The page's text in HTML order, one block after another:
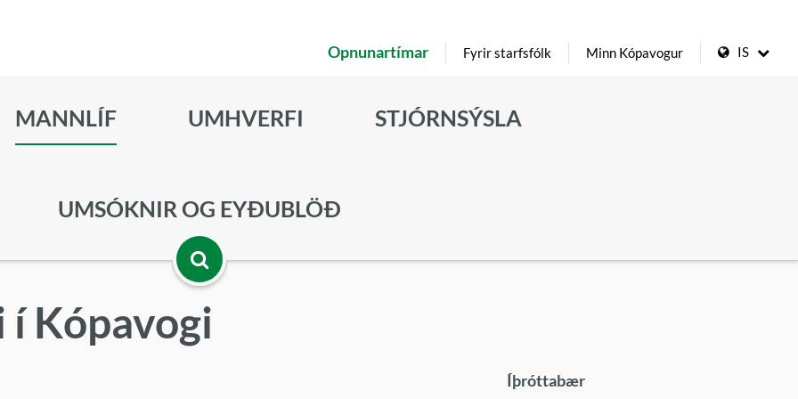
MANNLÍF UMHVERFI STJÓRNSÝSLA
UMSÓKNIR OG EYÐUBLÖÐ
Opna
leitarbox
Opnunartímar Fyrir starfsfólk Minn Kópavogur IS
Kópavogi
Íþróttabær